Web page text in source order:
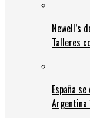
Newell’s
Talleres
España